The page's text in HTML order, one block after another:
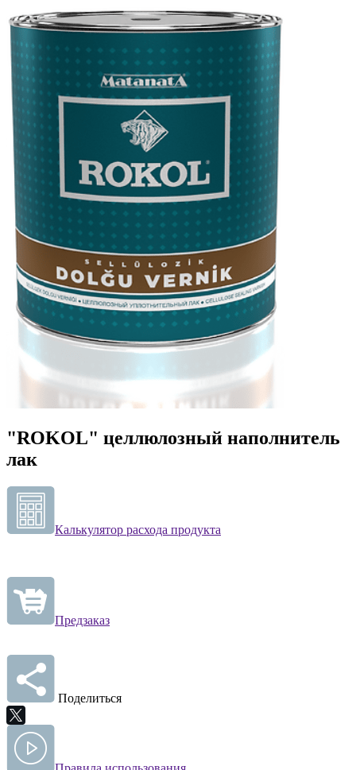
"ROKOL" целлюлозный наполнитель
лак
Калькулятор расхода продукта
Предзаказ
Поделиться